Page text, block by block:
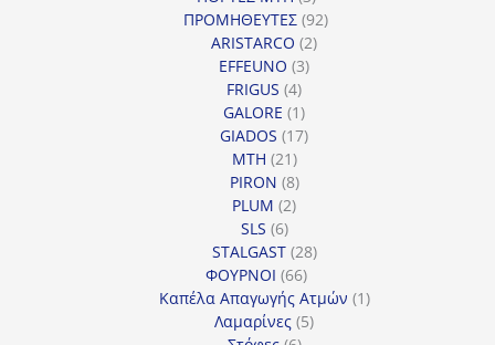
προϊόντα
ΠΡΟΜΗΘΕΥΤΕΣ 9292
ARISTARCO 22
EFFEUNO 33
FRIGUS 44
προϊόντα
GALORE 11
προϊόν
GIADOS 1717
MTH 2121
προϊόντα
PIRON 88
προϊόντα
PLUM 22
SLS 66
προϊόντα
STALGAST 2828
ΦΟΥΡΝΟΙ 6666
προϊόντα
Καπέλα Απαγωγής Ατμών 11
Λαμαρίνες 55